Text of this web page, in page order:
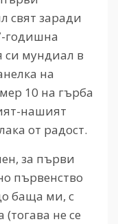
свят заради
годишна
си мундиал в
на
10 на гърба
нашият
от радост.
за първи
първенство
баща ми, с
не се